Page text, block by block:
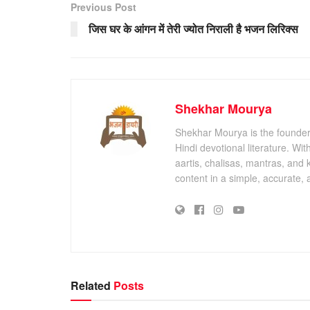
Previous Post
जिस घर के आंगन में तेरी ज्योत निराली है भजन लिरिक्स
Shekhar Mourya
Shekhar Mourya is the
Hindi devotional literature.
aartis, chalisas, mantras, and
content in a simple, accurate,
Related Posts